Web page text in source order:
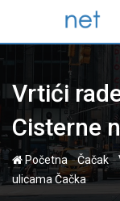
content
Vrtići
Cisterne
Početna-Čačak-
ulicama Čačka